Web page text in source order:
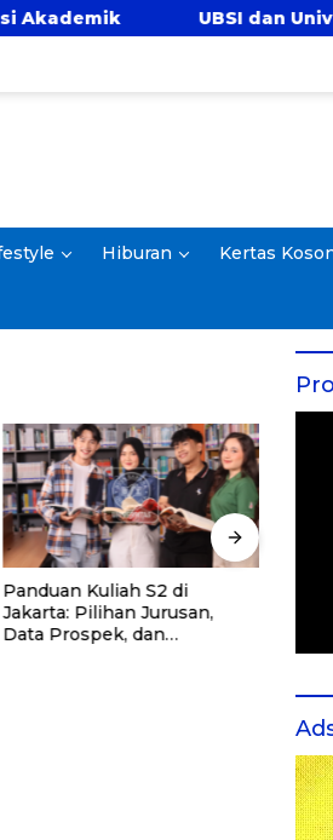
UBSI dan Universitas
Hiburan Kertas
Panduan Kuliah S2 di
Jakarta: Pilihan Jurusan,
Data Prospek, dan
dan